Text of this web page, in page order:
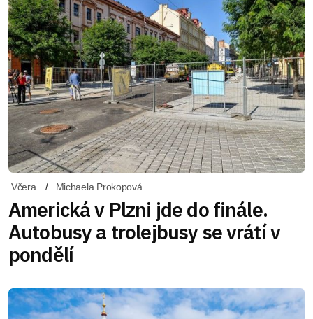
Včera Michaela Prokopová
Americká v Plzni jde do finále.
Autobusy a trolejbusy se vrátí v
pondělí